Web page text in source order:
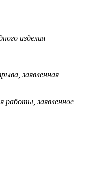
изделия
заявленная
работы, заявленное